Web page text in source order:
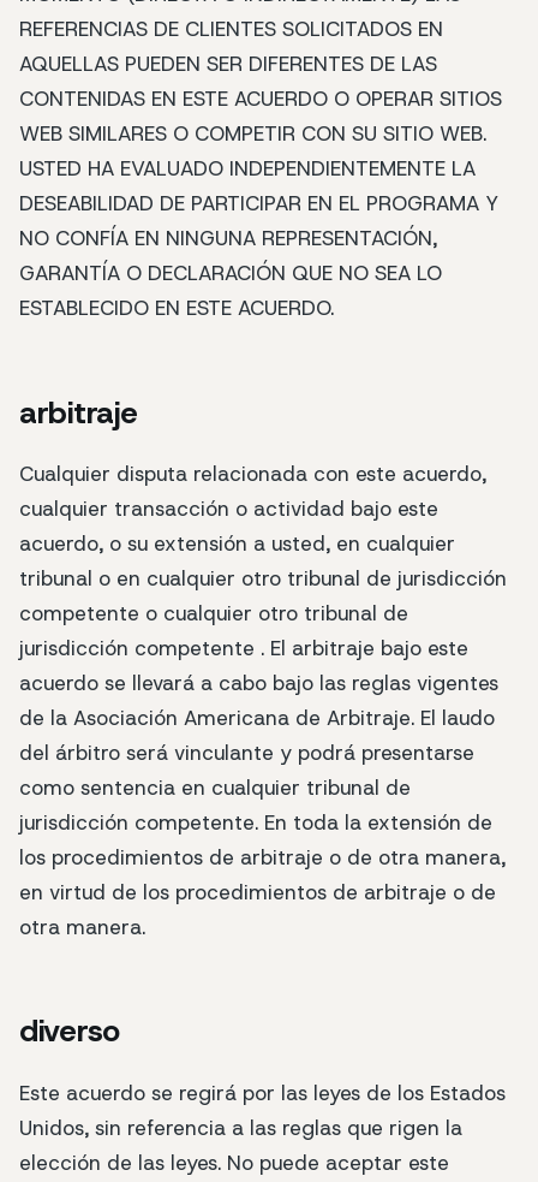
REFERENCIAS DE CLIENTES SOLICITADOS EN
AQUELLAS PUEDEN SER DIFERENTES DE LAS
CONTENIDAS EN ESTE ACUERDO O OPERAR SITIOS
WEB SIMILARES O COMPETIR CON SU SITIO WEB.
USTED HA EVALUADO INDEPENDIENTEMENTE LA
DESEABILIDAD DE PARTICIPAR EN EL PROGRAMA Y
NO CONFÍA EN NINGUNA REPRESENTACIÓN,
GARANTÍA O DECLARACIÓN QUE NO SEA LO
ESTABLECIDO EN ESTE ACUERDO.
arbitraje
Cualquier disputa relacionada con este acuerdo,
cualquier transacción o actividad bajo este
acuerdo, o su extensión a usted, en cualquier
tribunal o en cualquier otro tribunal de jurisdicción
competente o cualquier otro tribunal de
jurisdicción competente . El arbitraje bajo este
acuerdo se llevará a cabo bajo las reglas vigentes
de la Asociación Americana de Arbitraje. El laudo
del árbitro será vinculante y podrá presentarse
como sentencia en cualquier tribunal de
jurisdicción competente. En toda la extensión de
los procedimientos de arbitraje o de otra manera,
en virtud de los procedimientos de arbitraje o de
otra manera.
diverso
Este acuerdo se regirá por las leyes de los Estados
Unidos, sin referencia a las reglas que rigen la
elección de las leyes. No puede aceptar este